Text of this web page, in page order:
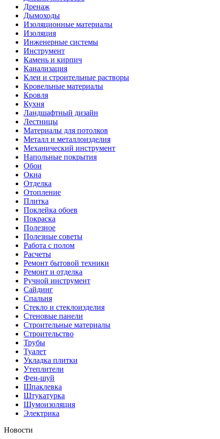
Дренаж
Дымоходы
Изоляционные материалы
Изоляция
Инженерные системы
Инструмент
Камень и кирпич
Канализация
Клеи и строительные растворы
Кровельные материалы
Кровля
Кухня
Ландшафтный дизайн
Лестницы
Материалы для потолков
Металл и металлоизделия
Механический инструмент
Напольные покрытия
Обои
Окна
Отделка
Отопление
Плитка
Поклейка обоев
Покраска
Полезное
Полезные советы
Работа с полом
Расчеты
Ремонт бытовой техники
Ремонт и отделка
Ручной инструмент
Сайдинг
Спальня
Стекло и стеклоизделия
Стеновые панели
Строительные материалы
Строительство
Трубы
Туалет
Укладка плитки
Утеплители
Фен-шуй
Шпаклевка
Штукатурка
Шумоизоляция
Электрика
Новости